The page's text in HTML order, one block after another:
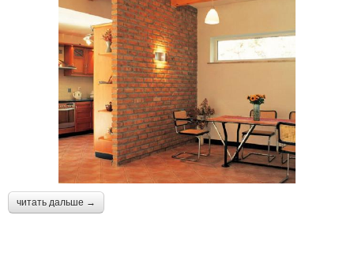
читать дальше →